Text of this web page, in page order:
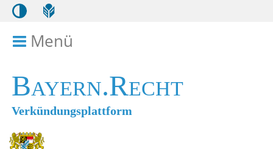
Menü
Bayern.Recht
Verkündungsplattform